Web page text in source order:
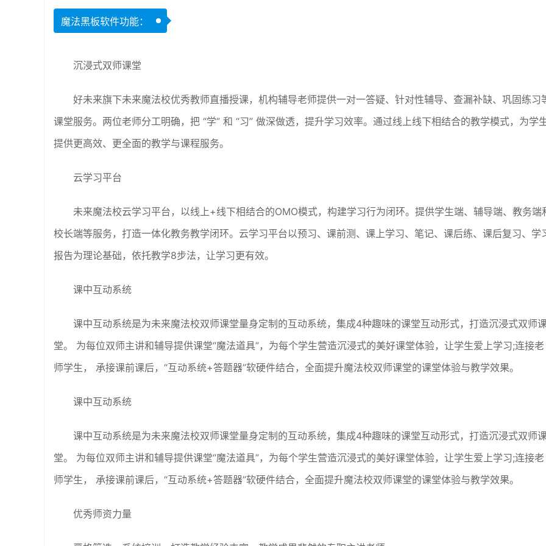
魔法黑板软件功能：
沉浸式双师课堂
好未来旗下未来魔法校优秀教师直播授课，机构辅导老师提供一对一答疑、针对性辅导、查漏补缺、巩固练习
课堂服务。两位老师分工明确，把 “学” 和 “习” 做深做透，提升学习效率。通过线上线下相结合的教学模式，为学
提供更高效、更全面的教学与课程服务。
云学习平台
未来魔法校云学习平台，以线上+线下相结合的OMO模式，构建学习行为闭环。提供学生端、辅导端、教务端
校长端等服务，打造一体化教务教学闭环。云学习平台以预习、课前测、课上学习、笔记、课后练、课后复习、学
报告为理论基础，依托教学8步法，让学习更有效。
课中互动系统
课中互动系统是为未来魔法校双师课堂量身定制的互动系统，集成4种趣味的课堂互动形式，打造沉浸式双师
堂。 为每位双师主讲和辅导提供课堂“魔法道具”，为每个学生营造沉浸式的美好课堂体验，让学生爱上学习;连接老
师学生， 承接课前课后，“互动系统+答题器”软硬件结合，全面提升魔法校双师课堂的课堂体验与教学效果。
课中互动系统
课中互动系统是为未来魔法校双师课堂量身定制的互动系统，集成4种趣味的课堂互动形式，打造沉浸式双师
堂。 为每位双师主讲和辅导提供课堂“魔法道具”，为每个学生营造沉浸式的美好课堂体验，让学生爱上学习;连接老
师学生， 承接课前课后，“互动系统+答题器”软硬件结合，全面提升魔法校双师课堂的课堂体验与教学效果。
优秀师资力量